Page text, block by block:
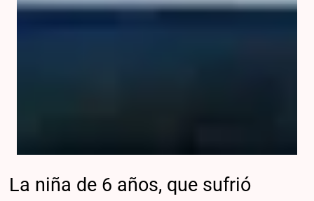
La niña de 6 años, que sufrió